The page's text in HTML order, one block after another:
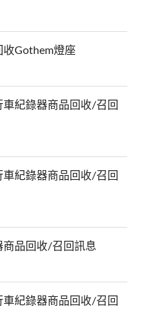
Gothem燈座
紀錄器商品回收/召回
紀錄器商品回收/召回
商品回收/召回訊息
紀錄器商品回收/召回